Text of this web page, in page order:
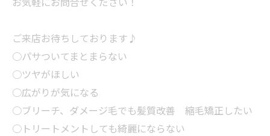
ご来店お待ちしております♪
○パサついてまとまらない
○ツヤがほしい
○広がりが気になる
○ブリーチ、ダメージ毛でも髪質改善 縮毛矯正したい
○トリートメントしても綺麗にならない